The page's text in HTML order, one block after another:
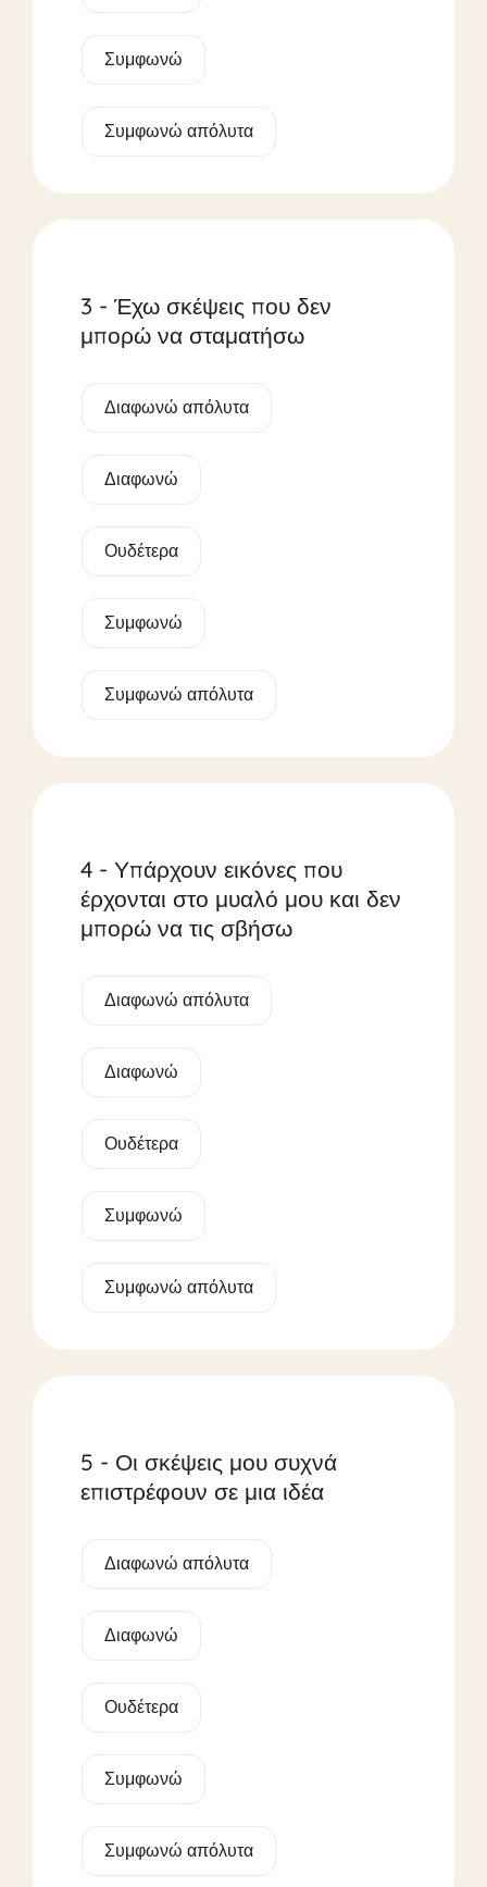
Συμφωνώ
Συμφωνώ απόλυτα
3 - Έχω σκέψεις που δεν
μπορώ να σταματήσω
Διαφωνώ απόλυτα
Διαφωνώ
Ουδέτερα
Συμφωνώ
Συμφωνώ απόλυτα
4 - Υπάρχουν εικόνες που
έρχονται στο μυαλό μου και δεν
μπορώ να τις σβήσω
Διαφωνώ απόλυτα
Διαφωνώ
Ουδέτερα
Συμφωνώ
Συμφωνώ απόλυτα
5 - Οι σκέψεις μου συχνά
επιστρέφουν σε μια ιδέα
Διαφωνώ απόλυτα
Διαφωνώ
Ουδέτερα
Συμφωνώ
Συμφωνώ απόλυτα